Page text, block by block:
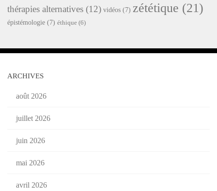
thérapies alternatives (12) vidéos (7) zététique (21)
épistémologie (7) éthique (6)
ARCHIVES
août 2026
juillet 2026
juin 2026
mai 2026
avril 2026